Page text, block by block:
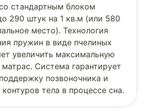
стандартным блоком
290 штук на 1 кв.м (или 580
место). Технология
пружин в виде пчелиных
увеличить максимальную
матрас. Система гарантирует
позвоночника и
тела в процессе сна.